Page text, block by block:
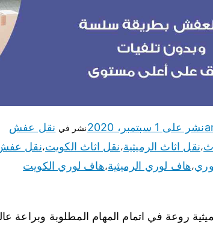
نشر على 1 سبتمبر، 2020 نشر في نقل عفش
،نقل اثاث الرميثية،نقل اثاث الكويت،نقل
،هاف لوري الرميثية،هاف لوري الكويت
روعة في اتمام المهام المطلوبة وبراعة